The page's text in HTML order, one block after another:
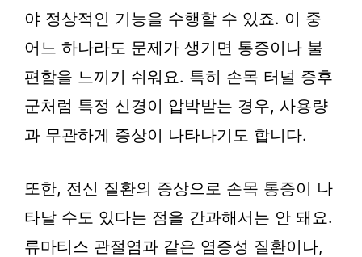
야 정상적인 기능을 수행할 수 있죠. 이 중
어느 하나라도 문제가 생기면 통증이나 불
편함을 느끼기 쉬워요. 특히 손목 터널 증후
군처럼 특정 신경이 압박받는 경우, 사용량
과 무관하게 증상이 나타나기도 합니다.
또한, 전신 질환의 증상으로 손목 통증이 나
타날 수도 있다는 점을 간과해서는 안 돼요.
류마티스 관절염과 같은 염증성 질환이나,